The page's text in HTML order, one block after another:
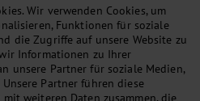
Wir verwenden Cookies, um
Funktionen für soziale
die Zugriffe auf unsere Website zu
Informationen zu Ihrer
unsere Partner für soziale Medien,
Partner führen diese
weiteren Daten zusammen, die